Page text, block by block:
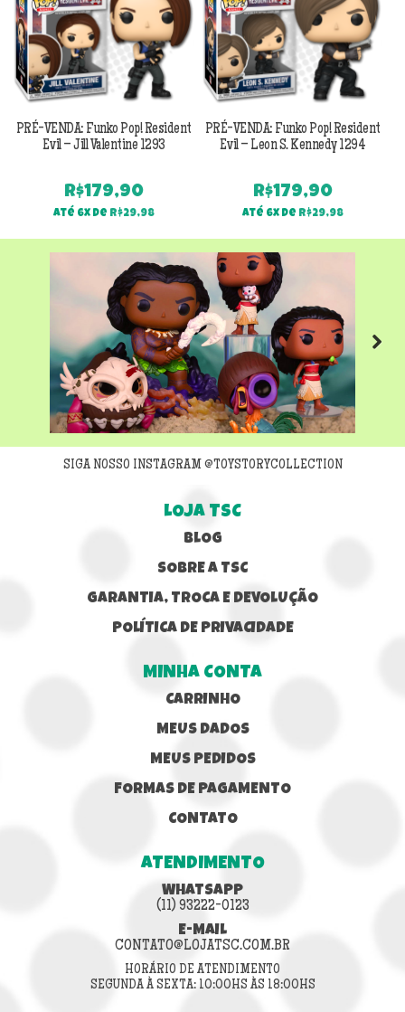
PRÉ-VENDA: Funko Pop! Resident
Evil – Jill Valentine 1293
R$179,90
Até 6x de R$29,98
PRÉ-VENDA: Funko Pop! Resident
Evil – Leon S. Kennedy 1294
R$179,90
Até 6x de R$29,98
Next
SIGA NOSSO INSTAGRAM @TOYSTORYCOLLECTION
LOJA TSC
BLOG
SOBRE A TSC
GARANTIA, TROCA E DEVOLUÇÃO
POLÍTICA DE PRIVACIDADE
MINHA CONTA
CARRINHO
MEUS DADOS
MEUS PEDIDOS
FORMAS DE PAGAMENTO
CONTATO
ATENDIMENTO
WHATSAPP
(11) 93222-0123
E-MAIL
CONTATO@LOJATSC.COM.BR
HORÁRIO DE ATENDIMENTO
SEGUNDA À SEXTA: 10:00HS ÀS 18:00HS